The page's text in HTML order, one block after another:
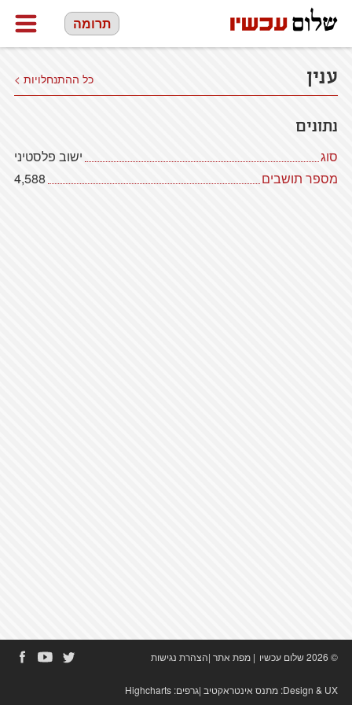
תרומה
ענין כל ההתנחלויות >
נתונים
סוג
ישוב פלסטיני
מספר תושבים
4,588
© 2026 שלום עכשיו | מפת אתר|הצהרת נגישות
Design & UX: מתנס אינטראקטיב|גרפים: Highcharts